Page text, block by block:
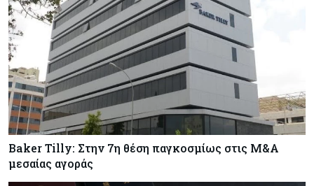
Baker Tilly: Στην 7η θέση παγκοσμίως στις M&A
μεσαίας αγοράς